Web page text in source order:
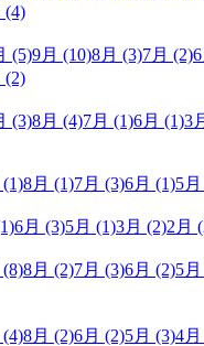
(4)
(5)9月 (10)8月 (3)7月 (2)6
(2)
(3)8月 (4)7月 (1)6月 (1)3
(1)8月 (1)7月 (3)6月 (1)5月
6月 (3)5月 (1)3月 (2)2月
(8)8月 (2)7月 (3)6月 (2)5月
(4)8月 (2)6月 (2)5月 (3)4月